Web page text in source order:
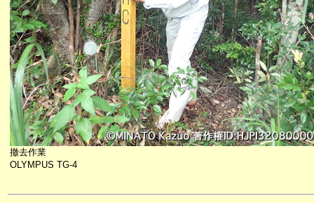
撤去作業
OLYMPUS TG-4